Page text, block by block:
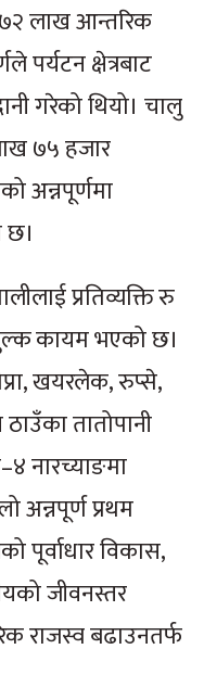
लाख आन्तरिक
पर्यटन क्षेत्रबाट
गरेको थियो। चालु
७५ हजार
अन्नपूर्णमा
प्रतिव्यक्ति रु
कायम भएको छ।
खयरलेक, रुप्से,
तातोपानी
नारच्याङमा
अन्नपूर्ण प्रथम
पूर्वाधार विकास,
जीवनस्तर
राजस्व बढाउनतर्फ